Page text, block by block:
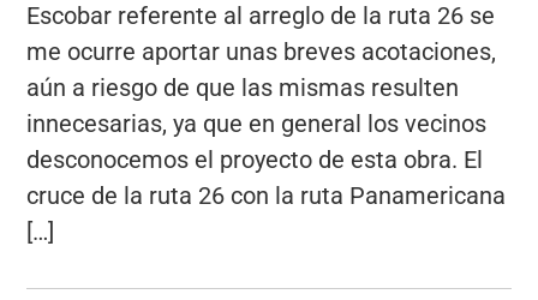
Escobar referente al arreglo de la ruta 26 se
me ocurre aportar unas breves acotaciones,
aún a riesgo de que las mismas resulten
innecesarias, ya que en general los vecinos
desconocemos el proyecto de esta obra. El
cruce de la ruta 26 con la ruta Panamericana
[…]